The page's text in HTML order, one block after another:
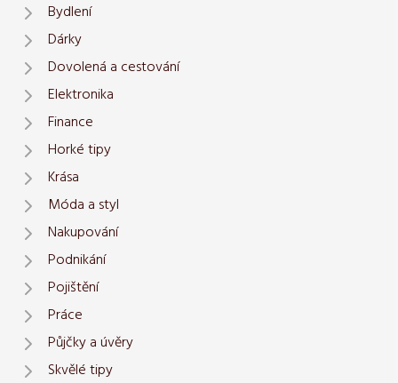
Bydlení
Dárky
Dovolená a cestování
Elektronika
Finance
Horké tipy
Krása
Móda a styl
Nakupování
Podnikání
Pojištění
Práce
Půjčky a úvěry
Skvělé tipy